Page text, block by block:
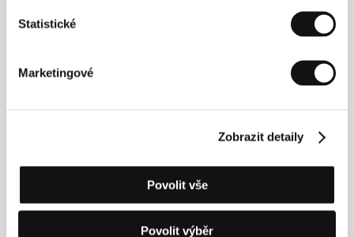
Statistické
Marketingové
Zobrazit detaily
Povolit vše
Povolit výběr
Nehty
(Fingernails)
Sekce:Horizonty
Sekce:Horizonty
Není zač